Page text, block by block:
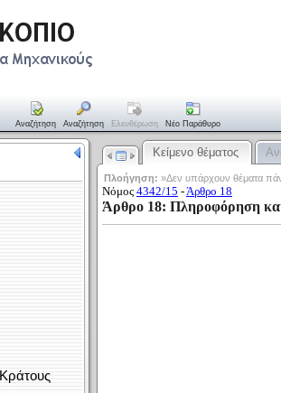
Αναζήτηση Αναζήτηση Ελευθέρωση Νέο Παράθυρο
Κείμενο θέματος